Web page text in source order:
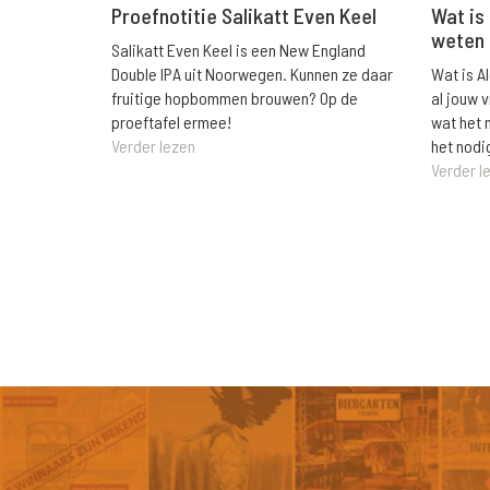
Proefnotitie Salikatt Even Keel
Salikatt Even Keel is een New England
Double IPA uit Noorwegen. Kunnen ze daar
fruitige hopbommen brouwen? Op de
proeftafel ermee!
Verder lezen
Wat
weten
Wat is
al jouw
wat het
het
Verder